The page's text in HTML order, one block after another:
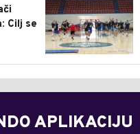
Cilj se
APLIKACIJU